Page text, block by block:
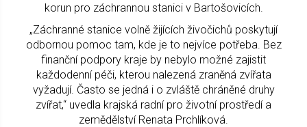
korun pro záchrannou stanici v Bartošovicích.
„Záchranné stanice volně žijících živočichů poskytují
odbornou pomoc tam, kde je to nejvíce potřeba. Bez
finanční podpory kraje by nebylo možné zajistit
každodenní péči, kterou nalezená zraněná zvířata
vyžadují. Často se jedná i o zvláště chráněné druhy
zvířat,“ uvedla krajská radní pro životní prostředí a
zemědělství Renata Prchlíková.